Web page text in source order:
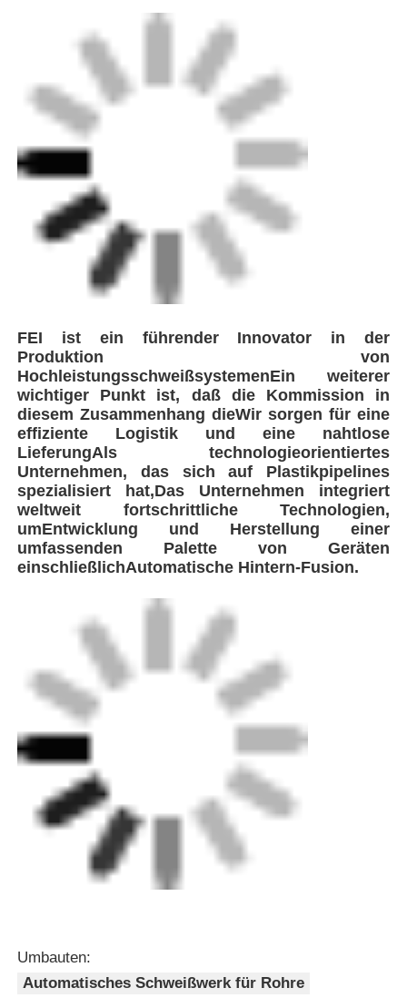
FEI ist ein führender Innovator in der
Produktion von
HochleistungsschweißsystemenEin weiterer
wichtiger Punkt ist, daß die Kommission in
diesem Zusammenhang dieWir sorgen für eine
effiziente Logistik und eine nahtlose
LieferungAls technologieorientiertes
Unternehmen, das sich auf Plastikpipelines
spezialisiert hat,
Das Unternehmen integriert
weltweit fortschrittliche Technologien,
Entwicklung und Herstellung einer
umfassenden Palette von Geräten
einschließlich
Automatische Hintern-Fusion.
Umbauten:
Automatisches Schweißwerk für Rohre
Schweißmaschine zur
Schmelzschweißschweißung
Automatische Schweißanlagen für Rohre
Erhalten Sie den besten Preis für